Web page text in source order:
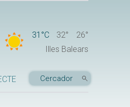
31°C 32°
26°
Illes Balears